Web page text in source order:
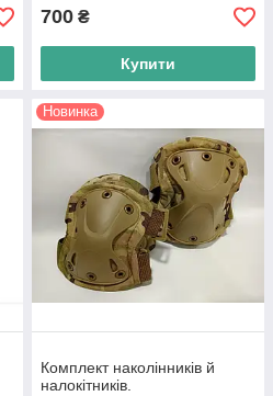
700 ₴
Купити
Новинка
Комплект наколінників й
налокітників.